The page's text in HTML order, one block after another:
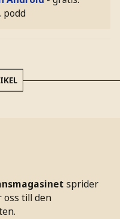
podd
sprider
oss till den